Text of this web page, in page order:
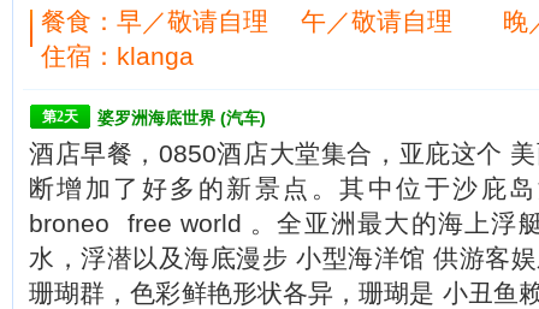
餐食： 早／敬请自理 午／敬请自理 晚
住宿：klanga
第2天 婆罗洲海底世界 (汽车)
酒店早餐，0850酒店大堂集合，亚庇这个
断增加了好多的新景点。其中位于沙庇
broneo free world 。全亚洲最大的海上浮
水，浮潜以及海底漫步 小型海洋馆 供游客
珊瑚群，色彩鲜艳形状各异，珊瑚是 小丑鱼